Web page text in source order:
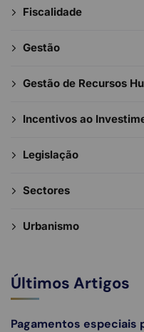
Fiscalidade
Gestão
Gestão de Recursos
Incentivos ao
Legislação
Sectores
Urbanismo
Últimos Artigos
Pagamentos